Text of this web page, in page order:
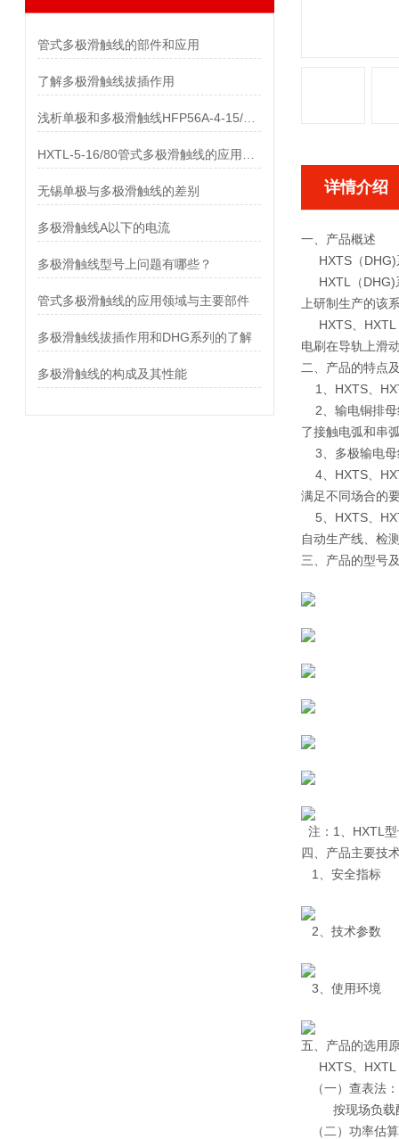
管式多极滑触线的部件和应用
了解多极滑触线拔插作用
无锡单极与多极滑触线的差别
多极滑触线A以下的电流
多极滑触线型号上问题有哪些？
管式多极滑触线的应用领域与主要部件
多极滑触线拔插作用和DHG系列的了解
多极滑触线的构成及其性能
详情介绍
一、产品概述
HXTS（DHG)
HXTL（DHG)
上研制生产的该
HXTS、HXTL
电刷在导轨上滑
二、产品的特点
1、HXTS、
2、输电铜排母
了接触电弧和串
3、多极输电母
4、HXTS、
满足不同场合的
5、HXTS、
自动生产线、检
三、产品的型号
注：1、HXTL
四、产品主要技
1、
2、技术参数
3、使用环境
五、产品的选用
HXTS、HXTL
（一）查表法：
按现场负载配
（二）功率估